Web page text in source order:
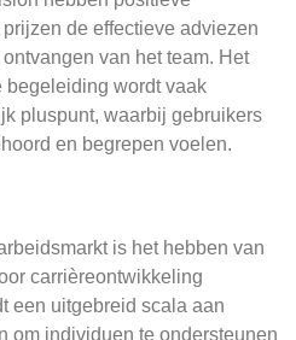
de effectieve adviezen
van het team. Het
begeleiding wordt vaak
pluspunt, waarbij gebruikers
en begrepen voelen.
is het hebben van
carrièreontwikkeling
een uitgebreid scala aan
om individuen te ondersteunen